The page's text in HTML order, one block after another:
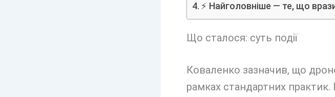
⚡ Найголовніше — те, що
Що сталося: суть події
Коваленко зазначив, що
рамках стандартних